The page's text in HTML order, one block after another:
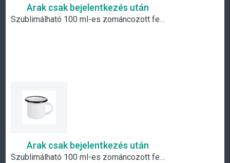
Árak csak bejelentkezés után
Szublimálható 100 ml-es zománcozott fehér fém csésze sötétkék szegéllyel
Árak csak bejelentkezés után
Szublimálható 100 ml-es zománcozott fehér fém csésze fekete szegéllyel